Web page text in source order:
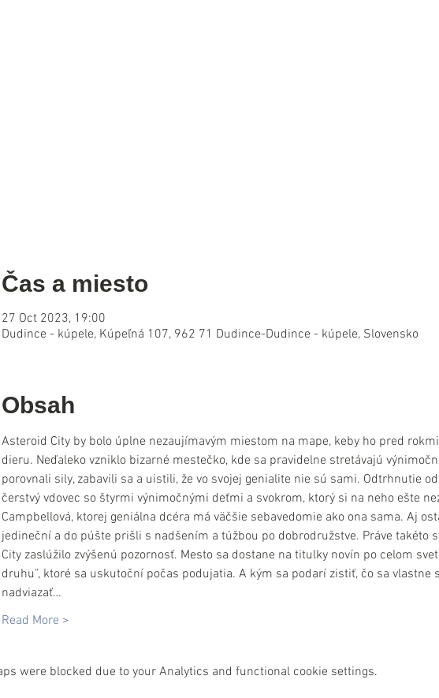
Čas a miesto
27 Oct 2023, 19:00
Dudince - kúpele, Kúpeľná 107, 962 71 Dudince-Dudince - kúpele, Slovensko
Obsah
Asteroid City by bolo úplne nezaujímavým miestom na mape, keby ho pred
dieru. Neďaleko vzniklo bizarné mestečko, kde sa pravidelne stretávajú
porovnali sily, zabavili sa a uistili, že vo svojej genialite nie sú sami. Odtrhnutie
čerstvý vdovec so štyrmi výnimočnými deťmi a svokrom, ktorý si na neho ešte
Campbellová, ktorej geniálna dcéra má väčšie sebavedomie ako ona sama. Aj
jedineční a do púšte prišli s nadšením a túžbou po dobrodružstve. Práve takéto
City zaslúžilo zvýšenú pozornosť. Mesto sa dostane na titulky novín po celom
druhu”, ktoré sa uskutoční počas podujatia. A kým sa podarí zistiť, čo sa
nadviazať…
Read More >
were blocked due to your Analytics and functional cookie settings.